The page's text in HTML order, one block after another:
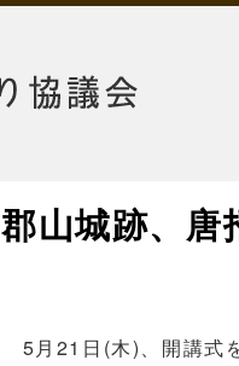
郡山城跡、唐
5月21日(木)、開講式